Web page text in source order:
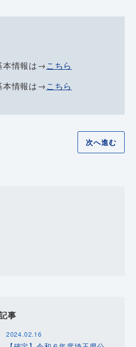
本情報は→こちら
本情報は→こちら
次へ進む
事
2024.02.16